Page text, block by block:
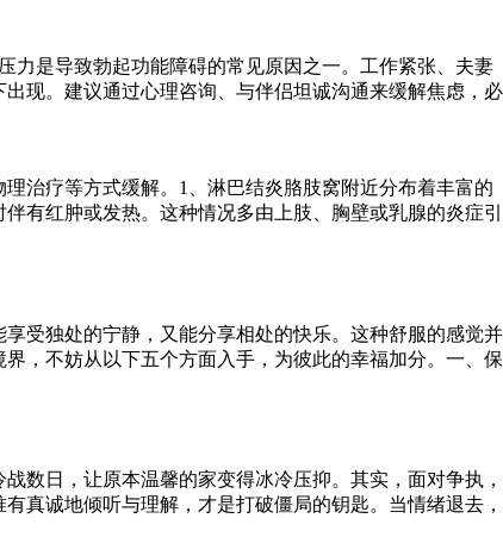
力是导致勃起功能障碍的常见原因之一。工作紧张、夫妻
现。建议通过心理咨询、与伴侣坦诚沟通来缓解焦虑，必
治疗等方式缓解。1、淋巴结炎胳肢窝附近分布着丰富的
有红肿或发热。这种情况多由上肢、胸壁或乳腺的炎症引
受独处的宁静，又能分享相处的快乐。这种舒服的感觉并
，不妨从以下五个方面入手，为彼此的幸福加分。一、保
数日，让原本温馨的家变得冰冷压抑。其实，面对争执，
真诚地倾听与理解，才是打破僵局的钥匙。当情绪退去，